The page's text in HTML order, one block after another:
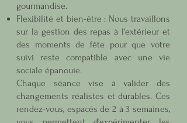
gourmandise.
Flexibilité et bien-être : Nous travaillons
sur la gestion des repas à l'extérieur et
des moments de fête pour que votre
suivi reste compatible avec une vie
sociale épanouie.
Chaque séance vise à valider des
changements réalistes et durables. Ces
rendez-vous, espacés de 2 à 3 semaines,